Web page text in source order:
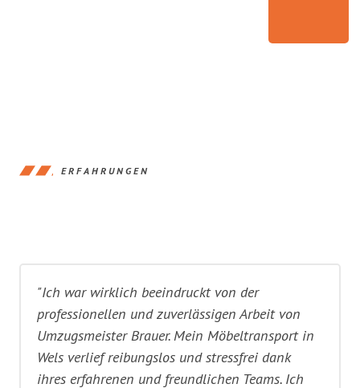
ERFAHRUNGEN
"Ich war wirklich beeindruckt von der
professionellen und zuverlässigen Arbeit von
Umzugsmeister Brauer. Mein Möbeltransport in
Wels verlief reibungslos und stressfrei dank
ihres erfahrenen und freundlichen Teams. Ich